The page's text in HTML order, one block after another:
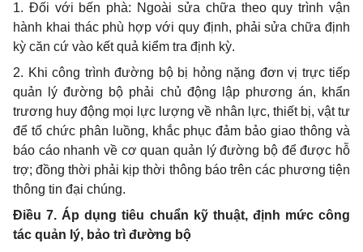
1. Đối với bến phà: Ngoài sửa chữa theo quy trình vận
hành khai thác phù hợp với quy định, phải sửa chữa định
kỳ căn cứ vào kết quả kiểm tra định kỳ.
2. Khi công trình đường bộ bị hỏng nặng đơn vị trực tiếp
quản lý đường bộ phải chủ động lập phương án, khẩn
trương huy động mọi lực lượng về nhân lực, thiết bị, vật tư
để tổ chức phân luồng, khắc phục đảm bảo giao thông và
báo cáo nhanh về cơ quan quản lý đường bộ để được hỗ
trợ; đồng thời phải kịp thời thông báo trên các phương tiện
thông tin đại chúng.
Điều 7. Áp dụng tiêu chuẩn kỹ thuật, định mức công
tác quản lý, bảo trì đường bộ